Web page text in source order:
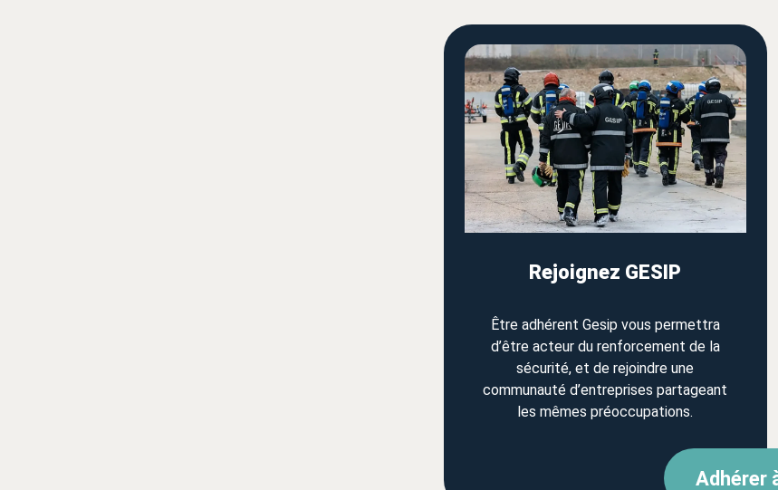
Rejoignez GESIP
Être adhérent Gesip vous permettra
d’être acteur du renforcement de la
sécurité, et de rejoindre une
communauté d’entreprises partageant
les mêmes préoccupations.
Adhérer